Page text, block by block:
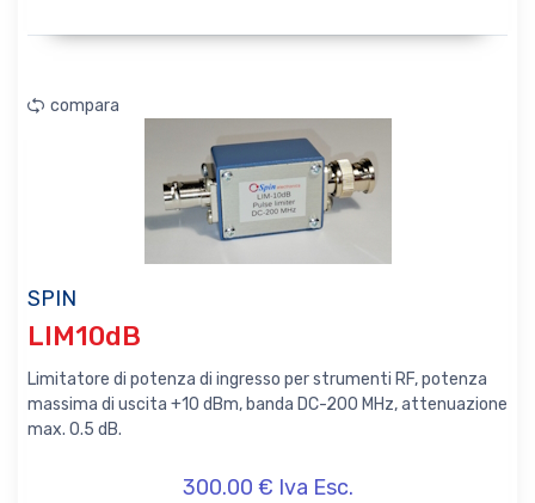
compara
SPIN
LIM10dB
Limitatore di potenza di ingresso per strumenti RF, potenza
massima di uscita +10 dBm, banda DC-200 MHz, attenuazione
max. 0.5 dB.
300.00 € Iva Esc.